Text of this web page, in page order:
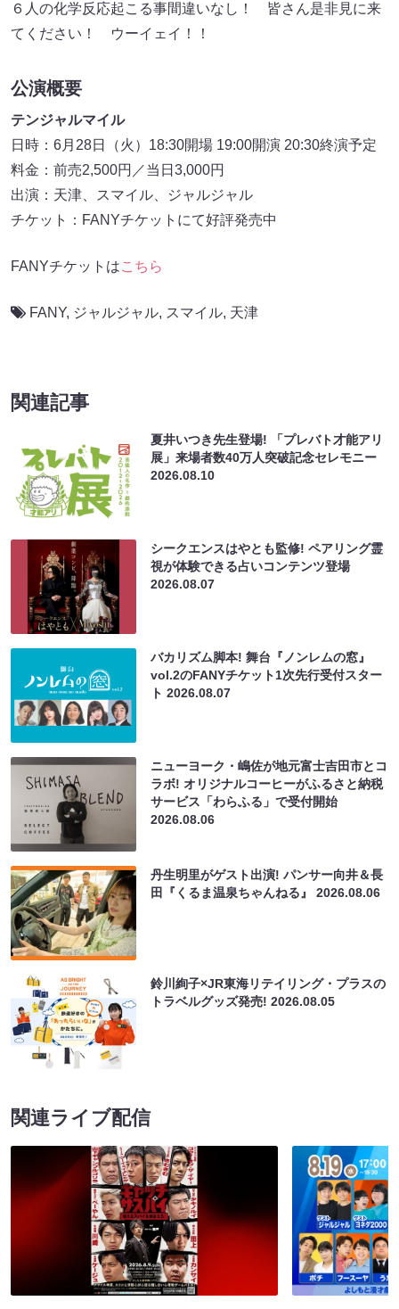
６人の化学反応起こる事間違いなし！ 皆さん是非見に来
てください！ ウーイェイ！！
公演概要
テンジャルマイル
日時：6月28日（火）18:30開場 19:00開演 20:30終演予定
料金：前売2,500円／当日3,000円
出演：天津、スマイル、ジャルジャル
チケット：FANYチケットにて好評発売中
FANYチケットはこちら
FANY, ジャルジャル, スマイル, 天津
関連記事
夏井いつき先生登場! 「プレバト才能アリ
展」来場者数40万人突破記念セレモニー
2026.08.10
シークエンスはやとも監修! ペアリング霊
視が体験できる占いコンテンツ登場
2026.08.07
バカリズム脚本! 舞台『ノンレムの窓』
vol.2のFANYチケット1次先行受付スター
ト2026.08.07
ニューヨーク・嶋佐が地元富士吉田市とコ
ラボ! オリジナルコーヒーがふるさと納税
サービス「わらふる」で受付開始
2026.08.06
丹生明里がゲスト出演! パンサー向井＆長
田『くるま温泉ちゃんねる』2026.08.06
鈴川絢子×JR東海リテイリング・プラスの
トラベルグッズ発売!2026.08.05
関連ライブ配信